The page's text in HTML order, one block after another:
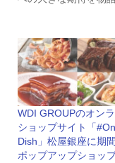
WDI GROUPのオン
ショップサイト「
Dish」松屋銀座に期
ポップアップショッ